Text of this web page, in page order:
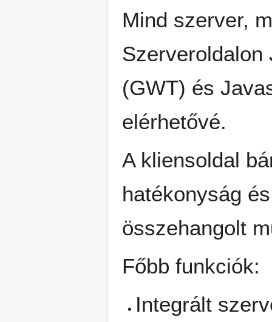
Mind szerver,
(GWT) és
elérhetővé.
A kliensoldal
hatékonyság
összehangolt
Főbb funkciók:
Integrált